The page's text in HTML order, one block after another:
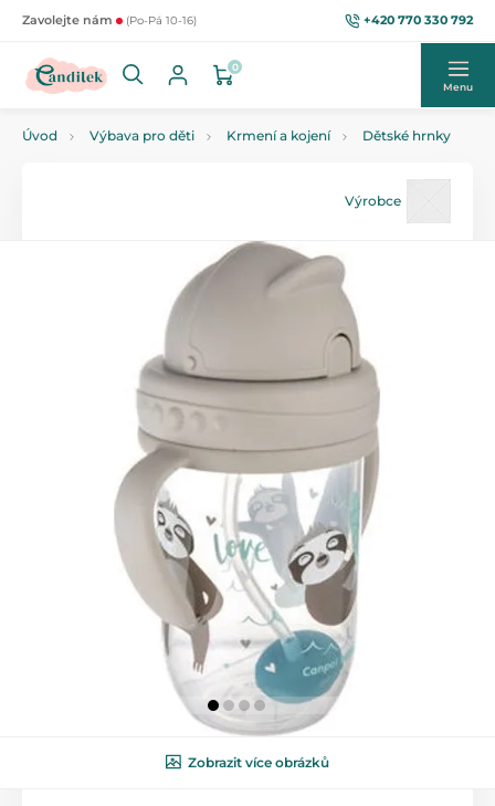
Zavolejte nám (Po-Pá 10-16) +420 770 330 792
0
Menu
Úvod Výbava pro děti Krmení a kojení Dětské hrnky
Výrobce
Zobrazit více obrázků